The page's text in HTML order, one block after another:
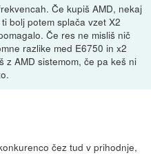
Če kupiš AMD, nekaj
bolj potem splača vzet X2
Če res ne misliš nič
razlike med E6750 in x2
z AMD sistemom, če pa keš ni
čez tud v prihodnje,